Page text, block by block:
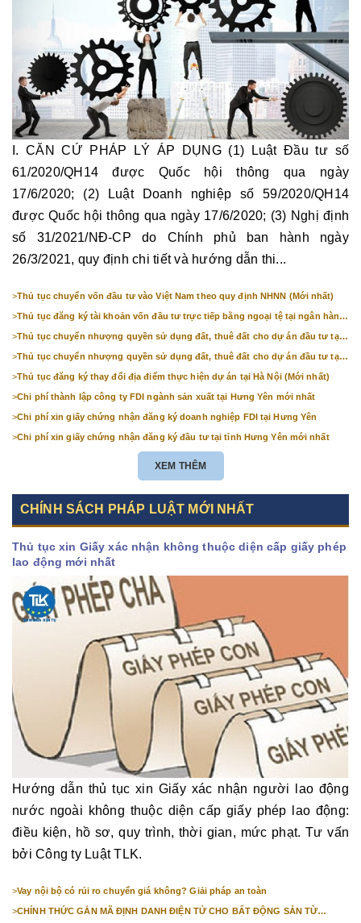
I. CĂN CỨ PHÁP LÝ ÁP DỤNG (1) Luật Đầu tư số
61/2020/QH14 được Quốc hội thông qua ngày
17/6/2020; (2) Luật Doanh nghiệp số 59/2020/QH14
được Quốc hội thông qua ngày 17/6/2020; (3) Nghị định
số 31/2021/NĐ-CP do Chính phủ ban hành ngày
26/3/2021, quy định chi tiết và hướng dẫn thi...
>Thủ tục chuyển vốn đầu tư vào Việt Nam theo quy định NHNN (Mới nhất)
>Thủ tục đăng ký tài khoản vốn đầu tư trực tiếp bằng ngoại tệ tại ngân hàng
>Thủ tục chuyển nhượng quyền sử dụng đất, thuê đất cho dự án đầu tư tại
>Thủ tục chuyển nhượng quyền sử dụng đất, thuê đất cho dự án đầu tư tại
>Thủ tục đăng ký thay đổi địa điểm thực hiện dự án tại Hà Nội (Mới nhất)
>Chi phí thành lập công ty FDI ngành sản xuất tại Hưng Yên mới nhất
>Chi phí xin giấy chứng nhận đăng ký doanh nghiệp FDI tại Hưng Yên
>Chi phí xin giấy chứng nhận đăng ký đầu tư tại tỉnh Hưng Yên mới nhất
XEM THÊM
CHÍNH SÁCH PHÁP LUẬT MỚI NHẤT
Thủ tục xin Giấy xác nhận không thuộc diện cấp giấy phép
lao động mới nhất
Hướng dẫn thủ tục xin Giấy xác nhận người lao động
nước ngoài không thuộc diện cấp giấy phép lao động:
điều kiện, hồ sơ, quy trình, thời gian, mức phạt. Tư vấn
bởi Công ty Luật TLK.
>Vay nội bộ có rủi ro chuyển giá không? Giải pháp an toàn
>CHÍNH THỨC GẮN MÃ ĐỊNH DANH ĐIỆN TỬ CHO BẤT ĐỘNG SẢN TỪ